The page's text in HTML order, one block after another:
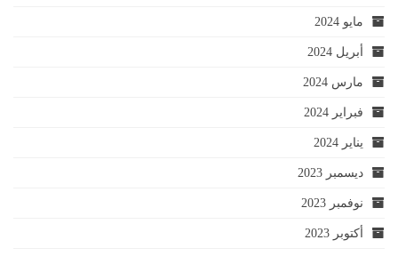
مايو 2024
أبريل 2024
مارس 2024
فبراير 2024
يناير 2024
ديسمبر 2023
نوفمبر 2023
أكتوبر 2023